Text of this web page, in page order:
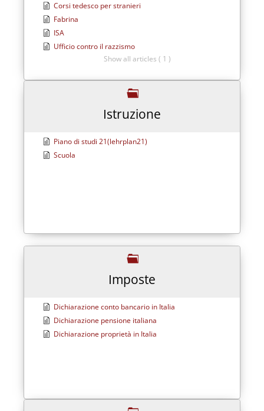
Corsi tedesco per stranieri
Fabrina
ISA
Ufficio contro il razzismo
Show all articles ( 1 )
Istruzione
Piano di studi 21(lehrplan21)
Scuola
Imposte
Dichiarazione conto bancario in Italia
Dichiarazione pensione italiana
Dichiarazione proprietà in Italia